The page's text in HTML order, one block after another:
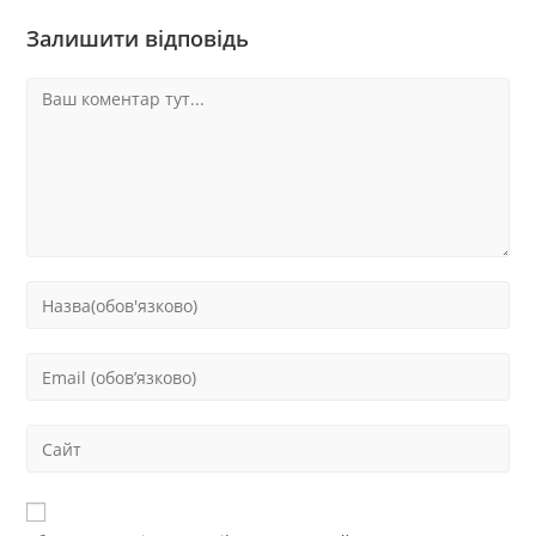
Залишити відповідь